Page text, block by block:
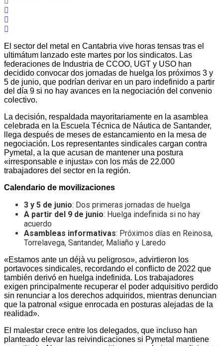
El sector del metal en Cantabria vive horas tensas tras el
ultimátum lanzado este martes por los sindicatos. Las
federaciones de Industria de CCOO, UGT y USO han
decidido convocar dos jornadas de huelga los próximos 3 y
5 de junio, que podrían derivar en un paro indefinido a partir
del día 9 si no hay avances en la negociación del convenio
colectivo.
La decisión, respaldada mayoritariamente en la asamblea
celebrada en la Escuela Técnica de Náutica de Santander,
llega después de meses de estancamiento en la mesa de
negociación. Los representantes sindicales cargan contra
Pymetal, a la que acusan de mantener una postura
«irresponsable e injusta» con los más de 22.000
trabajadores del sector en la región.
Calendario de movilizaciones
3 y 5 de junio: Dos primeras jornadas de huelga
A partir del 9 de junio: Huelga indefinida si no hay
acuerdo
Asambleas informativas: Próximos días en Reinosa,
Torrelavega, Santander, Maliaño y Laredo
«Estamos ante un déjà vu peligroso», advirtieron los
portavoces sindicales, recordando el conflicto de 2022 que
también derivó en huelga indefinida. Los trabajadores
exigen principalmente recuperar el poder adquisitivo perdido
sin renunciar a los derechos adquiridos, mientras denuncian
que la patronal «sigue enrocada en posturas alejadas de la
realidad».
El malestar crece entre los delegados, que incluso han
planteado elevar las reivindicaciones si Pymetal mantiene